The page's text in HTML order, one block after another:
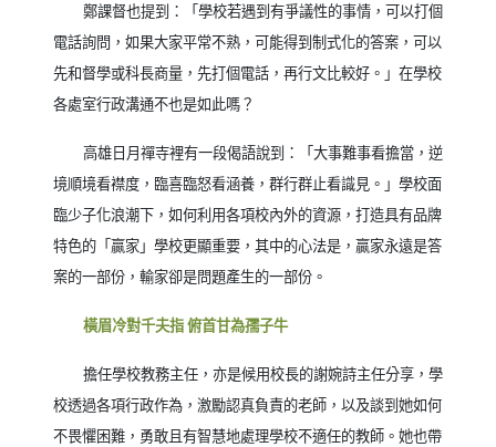
鄭課督也提到：「學校若遇到有爭議性的事情，可以打個
電話詢問，如果大家平常不熟，可能得到制式化的答案，可以
先和督學或科長商量，先打個電話，再行文比較好。」在學校
各處室行政溝通不也是如此嗎？
高雄日月禪寺裡有一段偈語說到：「大事難事看擔當，逆
境順境看襟度，臨喜臨怒看涵養，群行群止看識見。」學校面
臨少子化浪潮下，如何利用各項校內外的資源，打造具有品牌
特色的「贏家」學校更顯重要，其中的心法是，贏家永遠是答
案的一部份，輸家卻是問題產生的一部份。
橫眉冷對千夫指 俯首甘為孺子牛
擔任學校教務主任，亦是候用校長的謝婉詩主任分享，學
校透過各項行政作為，激勵認真負責的老師，以及談到她如何
不畏懼困難，勇敢且有智慧地處理學校不適任的教師。她也帶